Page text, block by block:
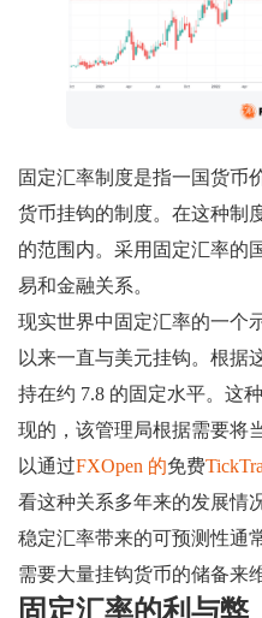
固定汇率制度是指一国货币
货币挂钩的制度。在这种制
的范围内。采用固定汇率的
易和金融关系。
现实世界中固定汇率的一个
以来一直与美元挂钩。根据
持在约 7.8 的固定水平。这
现的，该管理局根据需要将
以通过FXOpen 的免费
看这种关系多年来的发展情况
稳定汇率带来的可预测性通
需要大量挂钩货币的储备来
固定汇率的利与弊